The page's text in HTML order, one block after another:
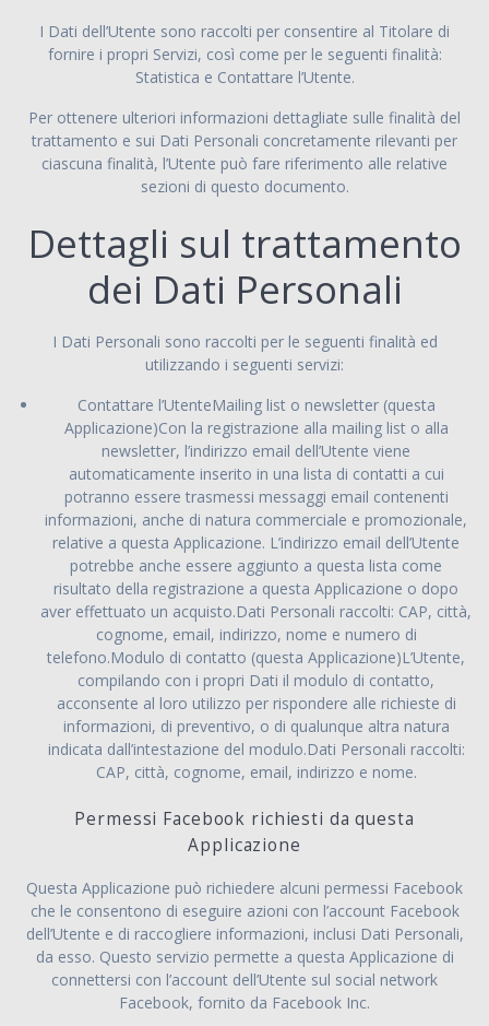
I Dati dell’Utente sono raccolti per consentire al Titolare di
fornire i propri Servizi, così come per le seguenti finalità:
Statistica e Contattare l’Utente.
Per ottenere ulteriori informazioni dettagliate sulle finalità del
trattamento e sui Dati Personali concretamente rilevanti per
ciascuna finalità, l’Utente può fare riferimento alle relative
sezioni di questo documento.
Dettagli sul trattamento
dei Dati Personali
I Dati Personali sono raccolti per le seguenti finalità ed
utilizzando i seguenti servizi:
Contattare l’UtenteMailing list o newsletter (questa
Applicazione)Con la registrazione alla mailing list o alla
newsletter, l’indirizzo email dell’Utente viene
automaticamente inserito in una lista di contatti a cui
potranno essere trasmessi messaggi email contenenti
informazioni, anche di natura commerciale e promozionale,
relative a questa Applicazione. L’indirizzo email dell’Utente
potrebbe anche essere aggiunto a questa lista come
risultato della registrazione a questa Applicazione o dopo
aver effettuato un acquisto.Dati Personali raccolti: CAP, città,
cognome, email, indirizzo, nome e numero di
telefono.Modulo di contatto (questa Applicazione)L’Utente,
compilando con i propri Dati il modulo di contatto,
acconsente al loro utilizzo per rispondere alle richieste di
informazioni, di preventivo, o di qualunque altra natura
indicata dall’intestazione del modulo.Dati Personali raccolti:
CAP, città, cognome, email, indirizzo e nome.
Permessi Facebook richiesti da questa
Applicazione
Questa Applicazione può richiedere alcuni permessi Facebook
che le consentono di eseguire azioni con l’account Facebook
dell’Utente e di raccogliere informazioni, inclusi Dati Personali,
da esso. Questo servizio permette a questa Applicazione di
connettersi con l’account dell’Utente sul social network
Facebook, fornito da Facebook Inc.